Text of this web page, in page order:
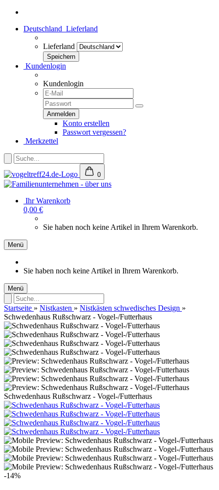
Deutschland Lieferland
Lieferland
Kundenlogin
Kundenlogin
Konto erstellen
Passwort vergessen?
Merkzettel
0
Ihr Warenkorb
0,00 €
Sie haben noch keine Artikel in Ihrem Warenkorb.
Menü
Sie haben noch keine Artikel in Ihrem Warenkorb.
Menü
Startseite » Nistkasten » Nistkästen schwedisches Design »
Schwedenhaus Rußschwarz - Vogel-/Futterhaus
Schwedenhaus Rußschwarz - Vogel-/Futterhaus
-14%